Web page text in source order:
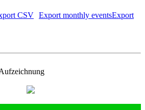
CSV Export monthly eventsExport